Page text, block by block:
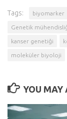
Tags: biyomarker
Genetik
kanser genetiği
moleküler biyoloji
YOU MAY